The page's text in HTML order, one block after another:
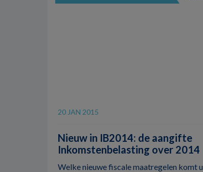
20 JAN 2015
Nieuw in IB2014: de aangifte
Inkomstenbelasting over 2014
Welke nieuwe fiscale maatregelen komt u